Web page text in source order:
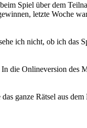
Spiel über dem
letzte Woche
ich nicht, ob ich das
die Onlineversion des
ganze Rätsel aus